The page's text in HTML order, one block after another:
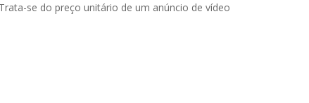
se do preço unitário de um anúncio de vídeo